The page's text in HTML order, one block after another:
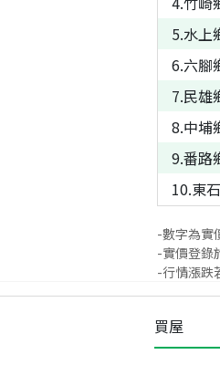
5.水上
6.六腳
7.民雄
8.中埔
9.番路
10.東
-數字為實
-實價登錄
-行情漲跌
買屋